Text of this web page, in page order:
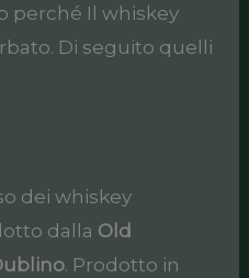
perché Il whiskey
Di seguito quelli
dei whiskey
dalla Old
. Prodotto in